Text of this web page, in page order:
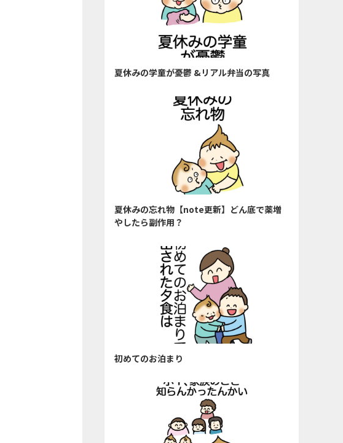
夏休みの学童が憂鬱 &リアル弁当の写真
夏休みの忘れ物【note更新】どん底で薬増
やしたら副作用？
初めてのお泊まり